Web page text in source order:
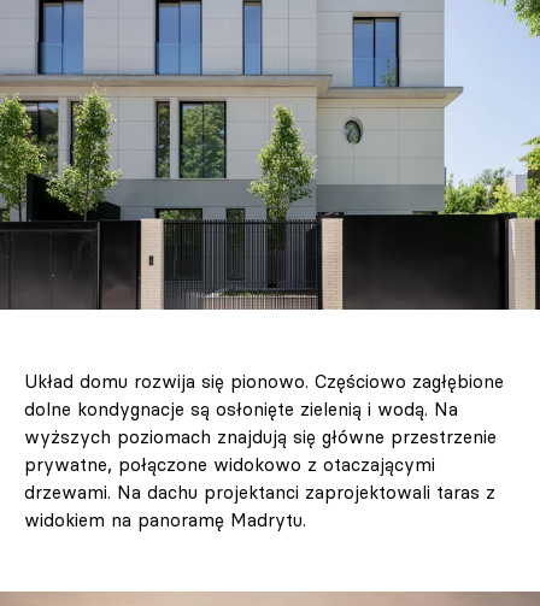
Układ domu rozwija się pionowo. Częściowo zagłębione
dolne kondygnacje są osłonięte zielenią i wodą. Na
wyższych poziomach znajdują się główne przestrzenie
prywatne, połączone widokowo z otaczającymi
drzewami. Na dachu projektanci zaprojektowali taras z
widokiem na panoramę Madrytu.